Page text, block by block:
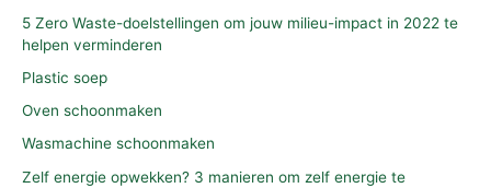
5 Zero Waste-doelstellingen om jouw milieu-impact in 2022 te
helpen verminderen
Plastic soep
Oven schoonmaken
Wasmachine schoonmaken
Zelf energie opwekken? 3 manieren om zelf energie te